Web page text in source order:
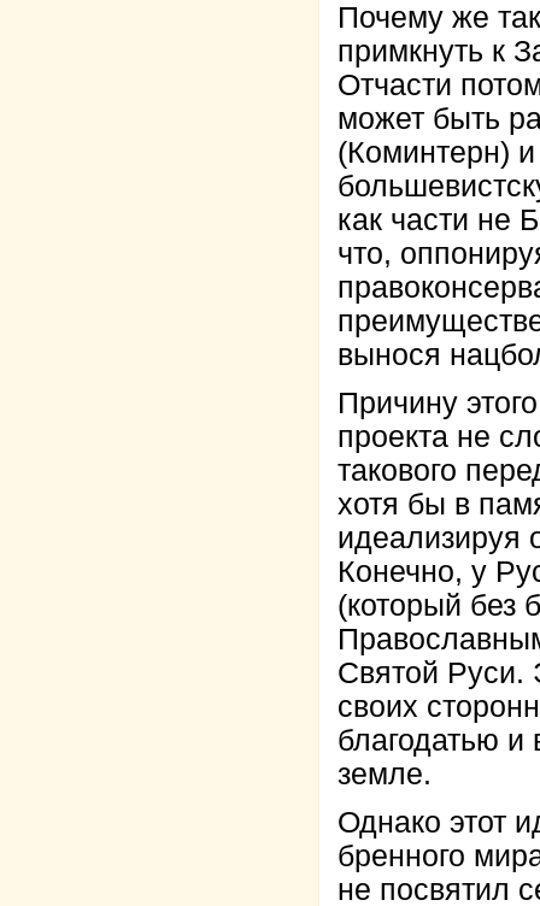
Почему же
примкнуть к
Отчасти
может быть
(Коминтерн)
как части не
что,
вынося
Причину
проекта не
такового
хотя бы в
идеализируя
Конечно, у
(который без
Святой Руси.
своих
благодатью и
земле.
Однако этот
бренного
не посвятил